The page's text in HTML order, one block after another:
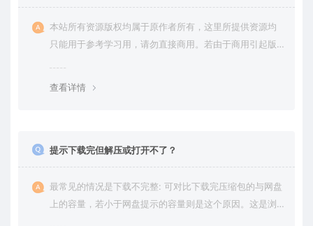
本站所有资源版权均属于原作者所有，这里所提供资源均
只能用于参考学习用，请勿直接商用。若由于商用引起版
查看详情
提示下载完但解压或打开不了？
最常见的情况是下载不完整: 可对比下载完压缩包的与网盘
上的容量，若小于网盘提示的容量则是这个原因。这是浏